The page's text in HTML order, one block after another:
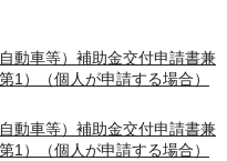
動車等）補助金交付申請書兼
1）（個人が申請する場合）
動車等）補助金交付申請書兼
1）（個人が申請する場合）